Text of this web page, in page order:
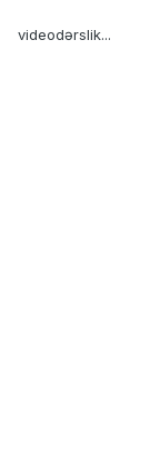
videodərslik...